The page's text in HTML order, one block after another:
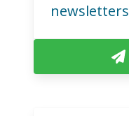
newsletters